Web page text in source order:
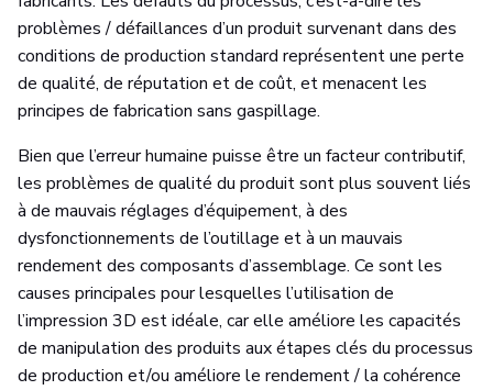
problèmes / défaillances d’un produit survenant dans des
conditions de production standard représentent une perte
de qualité, de réputation et de coût, et menacent les
principes de fabrication sans gaspillage.
Bien que l’erreur humaine puisse être un facteur contributif,
les problèmes de qualité du produit sont plus souvent liés
à de mauvais réglages d’équipement, à des
dysfonctionnements de l’outillage et à un mauvais
rendement des composants d’assemblage. Ce sont les
causes principales pour lesquelles l’utilisation de
l’impression 3D est idéale, car elle améliore les capacités
de manipulation des produits aux étapes clés du processus
de production et/ou améliore le rendement / la cohérence